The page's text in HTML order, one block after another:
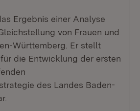
Ergebnis einer Analyse
von Frauen und
Württemberg. Er stellt
die Entwicklung der ersten
des Landes Baden-